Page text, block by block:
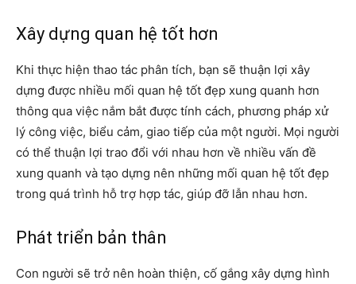
Xây dựng quan hệ tốt hơn
Khi thực hiện thao tác phân tích, bạn sẽ thuận lợi xây
dựng được nhiều mối quan hệ tốt đẹp xung quanh hơn
thông qua việc nắm bắt được tính cách, phương pháp xử
lý công việc, biểu cảm, giao tiếp của một người. Mọi người
có thể thuận lợi trao đổi với nhau hơn về nhiều vấn đề
xung quanh và tạo dựng nên những mối quan hệ tốt đẹp
trong quá trình hỗ trợ hợp tác, giúp đỡ lẫn nhau hơn.
Phát triển bản thân
Con người sẽ trở nên hoàn thiện, cố gắng xây dựng hình